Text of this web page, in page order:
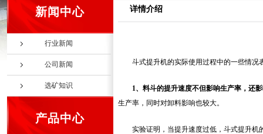
新闻中心
行业新闻
公司新闻
选矿知识
产品中心
详情介绍
斗式提升机的实际使用过程中的一些情
1、料斗的提升速度不但影响生产率，还
生产率，同时对卸料影响也较大。
实验证明，当提升速度过低，斗式提升